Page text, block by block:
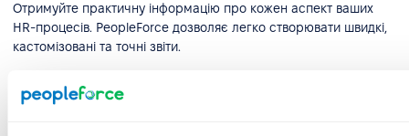
Отримуйте практичну інформацію про кожен аспект ваших
HR-процесів. PeopleForce дозволяє легко створювати швидкі,
кастомізовані та точні звіти.